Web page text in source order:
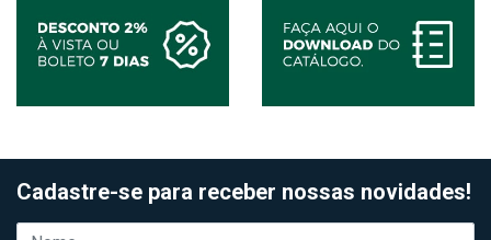
Cadastre-se para receber nossas novidades!